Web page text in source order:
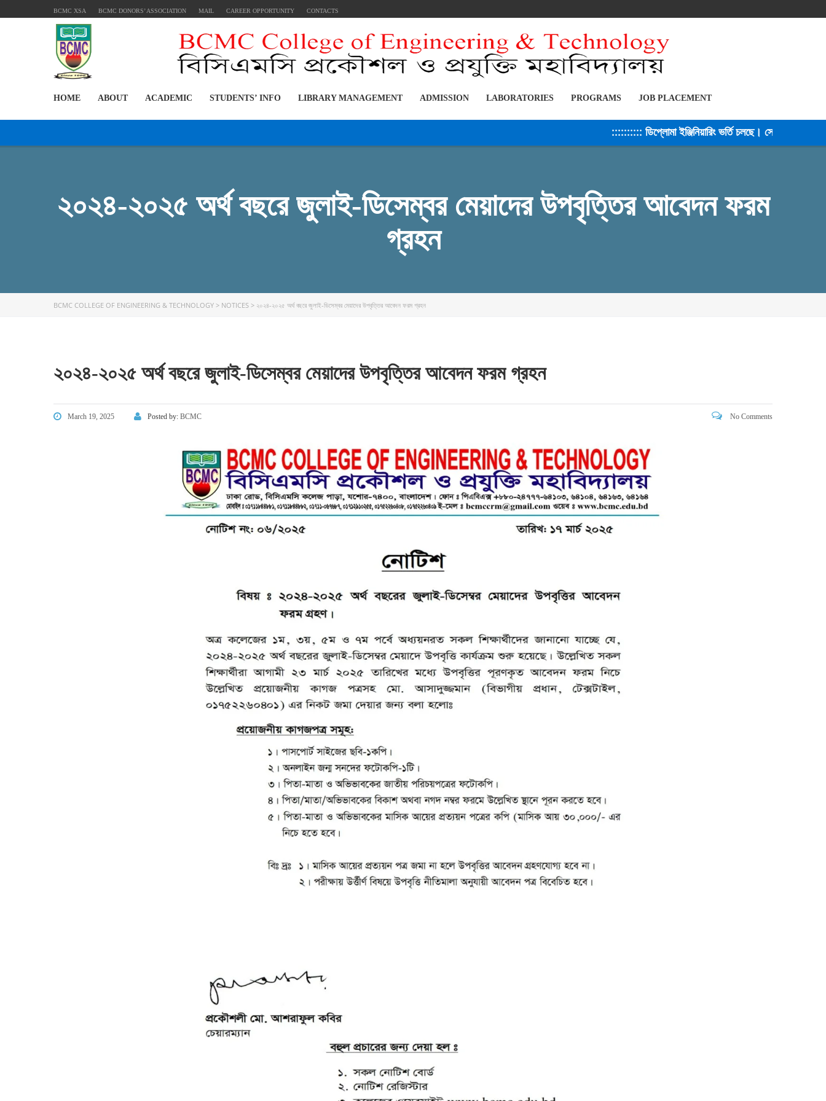
BCMC XSA BCMC DONORS’ ASSOCIATION MAIL CAREER OPPORTUNITY CONTACTS
HOME ABOUT ACADEMIC STUDENTS’ INFO LIBRARY MANAGEMENT ADMISSION LABORATORIES PROGRAMS JOB PLACEMENT
:::::::::: ডিপ্লোমা ইঞ্জিনিয়ারিং ভর্তি চলছে। সেশন ২০২৫-২৬
২০২৪-২০২৫ অর্থ বছরে জুলাই-ডিসেম্বর মেয়াদের উপবৃত্তির আবেদন ফরম
গ্রহন
BCMC COLLEGE OF ENGINEERING & TECHNOLOGY > NOTICES > ২০২৪-২০২৫ অর্থ বছরে জুলাই-ডিসেম্বর মেয়াদের উপবৃত্তির আবেদন ফরম গ্রহন
২০২৪-২০২৫ অর্থ বছরে জুলাই-ডিসেম্বর মেয়াদের উপবৃত্তির আবেদন ফরম গ্রহন
March 19, 2025 Posted by: BCMC No Comments
FACEBOOK SECONDARY
USEFUL LINKS
University of Rajshahi